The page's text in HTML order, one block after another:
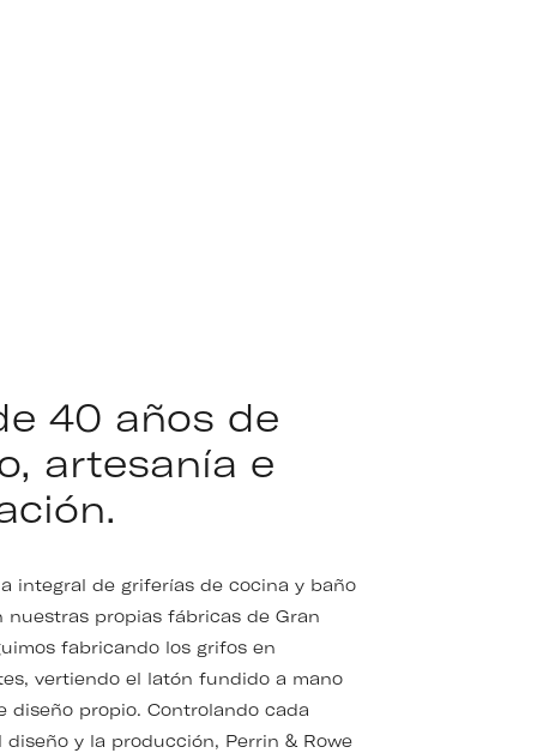
40 años de
artesanía e
integral de griferías de cocina y baño
nuestras propias fábricas de Gran
fabricando los grifos en
vertiendo el latón fundido a mano
diseño propio. Controlando cada
diseño y la producción, Perrin & Rowe